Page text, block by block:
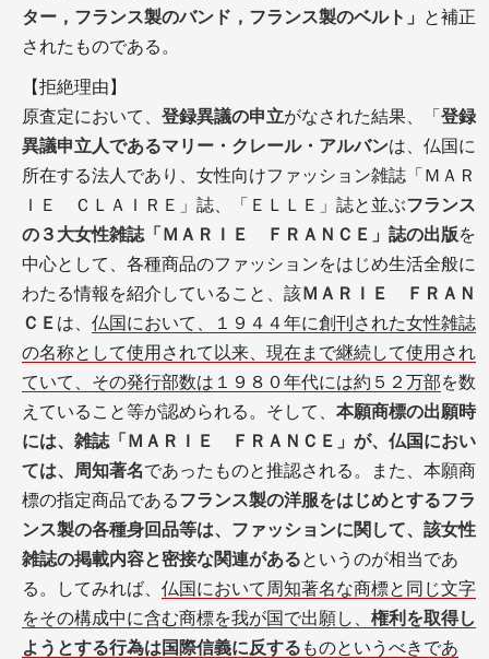
ター，フランス製のバンド，フランス製のベルト」
と補正
されたものである。
【拒絶理由】
原査定において、 登録異議の申立がなされた結果、「 登録
異議申立人であるマリー・クレール・アルバンは、仏国に
所在する法人であり、女性向けファッション雑誌「ＭＡＲ
ＩＥ ＣＬＡＩＲＥ」誌、「ＥＬＬＥ」誌と並ぶフランス
の３大女性雑誌「ＭＡＲＩＥ ＦＲＡＮＣＥ」誌の出版を
中心として、各種商品のファッションをはじめ生活全般に
わたる情報を紹介していること、該ＭＡＲＩＥ ＦＲＡＮ
ＣＥ は、 仏国において、１９４４年に創刊された女性雑誌
の名称として使用されて以来、現在まで継続して使用され
ていて、その発行部数は１９８０年代には約５２万部を数
えていること等が認められる。そして、 本願商標の出願時
には、雑誌「ＭＡＲＩＥ ＦＲＡＮＣＥ」が、仏国におい
ては、周知著名であったものと推認される。また、本願商
標の指定商品であるフランス製の洋服をはじめとするフラ
ンス製の各種身回品等は、ファッションに関して、該女性
雑誌の掲載内容と密接な関連があるというのが相当であ
る。してみれば、 仏国において周知著名な商標と同じ文字
をその構成中に含む商標を我が国で出願し、 権利を取得し
ようとする行為は国際信義に反する ものというべきであ